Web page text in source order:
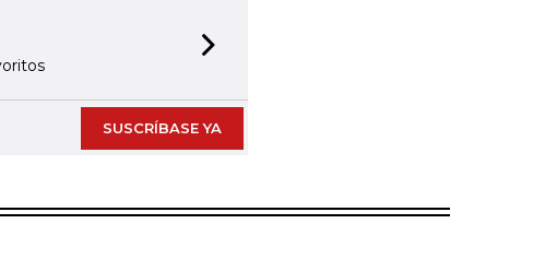
SUSCRÍBASE YA